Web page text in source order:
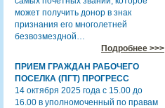
может получить донор в знак
признания его многолетней
безвозмездной…
Подробнее >>>
ПРИЕМ ГРАЖДАН РАБОЧЕГО
ПОСЕЛКА (ПГТ) ПРОГРЕСС
14 октября 2025 года с 15.00 до
16.00 в уполномоченный по правам